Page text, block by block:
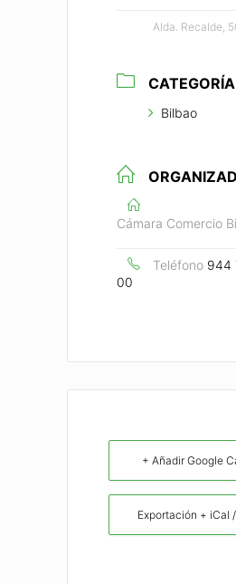
Alda. Recalde,
CATEGORÍA
Bilbao
Cámara Comercio
Teléfono 944
00
+ Añadir Google
Exportación + iCal